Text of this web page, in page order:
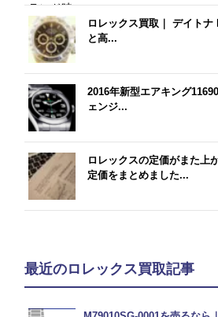
ロレックス買取｜ デイトナ
と高...
2016年新型エアキング
ェンジ...
ロレックスの定価がまた上
定価をまとめました...
最近のロレックス買取記事